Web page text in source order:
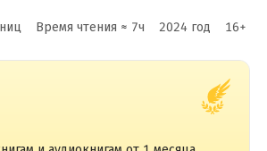
Время чтения ≈ 7ч 2024 год 16+